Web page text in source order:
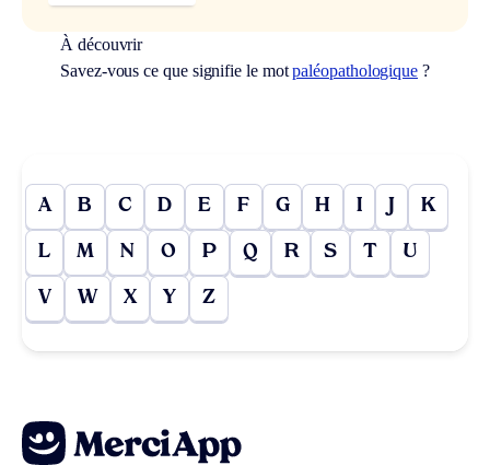
À découvrir
Savez-vous ce que signifie le motpaléopathologique ?
A B C D E F G H I J K
L M N O P Q R S T U
V W X Y Z